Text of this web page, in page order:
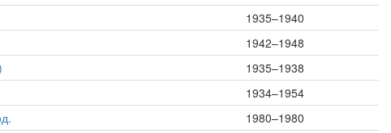
1935–1940
1942–1948
1935–1938
1934–1954
1980–1980